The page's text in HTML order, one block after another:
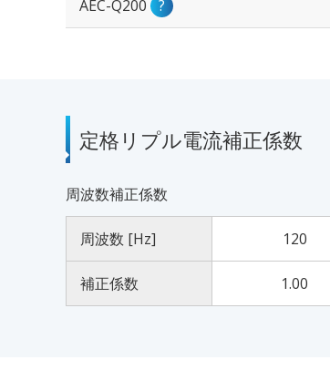
AEC-Q200 ?
定格リプル電流補正係数
周波数補正係数
周波数 [Hz] 120
補正係数 1.00